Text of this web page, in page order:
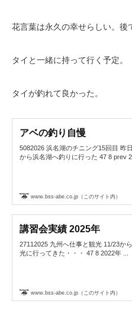
花言葉は永久の幸せらしい。後
タイと一緒に持って行く予定。
タイが釣れて良かった。
アベの釣り自慢
5082026 浜名湖のチニング15回目 昨
から浜名湖へ釣りに行った 47 8 prev
www.bss-abe.co.jp（このサイト内）
講習会実績 2025年
27112025 九州へ仕事と観光 11/23か
光に行ってきた・・・ 47 8 2022年 ...
www.bss-abe.co.jp（このサイト内）